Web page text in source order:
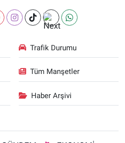
Trafik Durumu
Tüm Manşetler
Haber Arşivi